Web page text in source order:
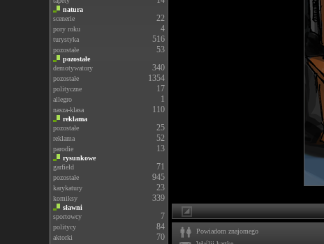
natura
scenerie
22
pory roku 4
turystyka 516
pozostałe 53
pozostałe
demotywatory
340
pozostałe 1354
polityczne 17
allegro 1
nasza-klasa 110
reklama
pozostałe
25
reklama 52
parodie 13
rysunkowe
garfield
71
pozostałe 945
karykatury 23
komiksy 339
sławni
sportowcy
7
politycy 84
aktorki 70
Powiadom znajomego